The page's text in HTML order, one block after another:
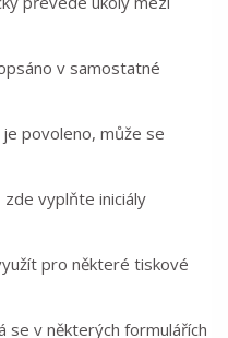
v samostatné
povoleno, může se
zde vyplňte iniciály
pro některé tiskové
se v některých formulářích